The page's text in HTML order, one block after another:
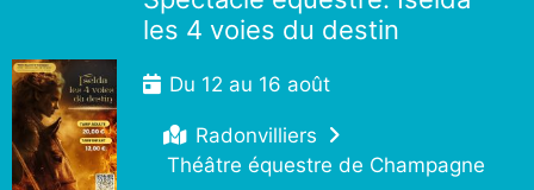
les 4 voies du destin
Du 12 au 16 août
Radonvilliers
Théâtre équestre de Champagne